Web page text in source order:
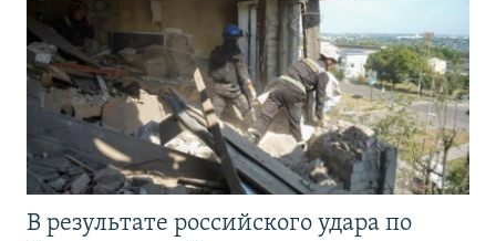
В результате российского удара по